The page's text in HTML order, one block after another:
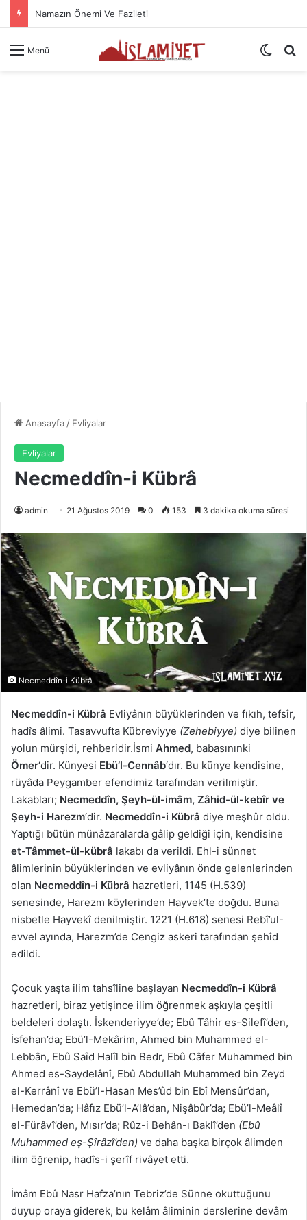
Namazın Önemi Ve Fazileti
Menü Dış
Anasayfa/ Evliyalar
Evliyalar
Necmeddîn-i Kübrâ
admin 21 Ağustos 2019 0 153 3 dakika okuma süresi
Necmeddîn-i Kübrâ
Necmeddîn-i Kübrâ Evliyânın büyüklerinden ve fıkıh, tefsîr,
hadîs âlimi. Tasavvufta Kübreviyye (Zehebiyye) diye bilinen
yolun mürşidi, rehberidir.İsmi Ahmed, babasınınki
Ömer‘dir. Künyesi Ebü’l-Cennâb‘dır. Bu künye kendisine,
rüyâda Peygamber efendimiz tarafından verilmiştir.
Lakabları; Necmeddîn, Şeyh-ül-imâm, Zâhid-ül-kebîr ve
Şeyh-i Harezm‘dir. Necmeddîn-i Kübrâ diye meşhûr oldu.
Yaptığı bütün münâzaralarda gâlip geldiği için, kendisine
et-Tâmmet-ül-kübrâ lakabı da verildi. Ehl-i sünnet
âlimlerinin büyüklerinden ve evliyânın önde gelenlerinden
olan Necmeddîn-i Kübrâ hazretleri, 1145 (H.539)
senesinde, Harezm köylerinden Hayvek’te doğdu. Buna
nisbetle Hayvekî denilmiştir. 1221 (H.618) senesi Rebî’ul-
evvel ayında, Harezm’de Cengiz askeri tarafından şehîd
edildi.
Çocuk yaşta ilim tahsîline başlayan Necmeddîn-i Kübrâ
hazretleri, biraz yetişince ilim öğrenmek aşkıyla çeşitli
beldeleri dolaştı. İskenderiyye’de; Ebû Tâhir es-Silefî’den,
İsfehan’da; Ebü’l-Mekârim, Ahmed bin Muhammed el-
Lebbân, Ebû Saîd Halîl bin Bedr, Ebû Câfer Muhammed bin
Ahmed es-Saydelânî, Ebû Abdullah Muhammed bin Zeyd
el-Kerrânî ve Ebü’l-Hasan Mes’ûd bin Ebî Mensûr’dan,
Hemedan’da; Hâfız Ebü’l-A’lâ’dan, Nişâbûr’da; Ebü’l-Meâlî
el-Fürâvî’den, Mısır’da; Rûz-i Behân-ı Baklî’den (Ebû
Muhammed eş-Şîrâzî’den) ve daha başka birçok âlimden
ilim öğrenip, hadîs-i şerîf rivâyet etti.
İmâm Ebû Nasr Hafza’nın Tebriz’de Sünne okuttuğunu
duyup oraya giderek, bu kelâm âliminin derslerine devâm